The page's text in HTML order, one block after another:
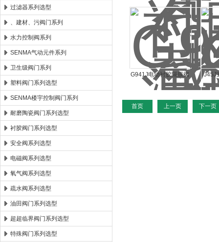
过滤器系列选型
、建材、污阀门系列
水力控制阀系列
SENMA气动元件系列
卫生级阀门系列
塑料阀门系列选型
SENMA楼宇控制阀门系列
耐磨陶瓷阀门系列选型
衬胶阀门系列选型
安全阀系列选型
电磁阀系列选型
氧气阀系列选型
疏水阀系列选型
油田阀门系列选型
超超临界阀门系列选型
特殊阀门系列选型
H40J
G941J电动衬胶隔膜阀
G941J
J45J
首页 上一页 下一页